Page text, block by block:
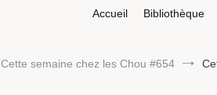
Accueil
Bibliothèque
Cette semaine chez les Chou #654